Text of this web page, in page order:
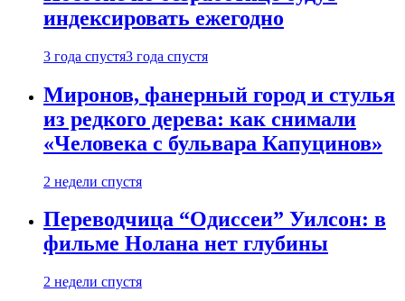
индексировать ежегодно
3 года спустя3 года спустя
Миронов, фанерный город и стулья
из редкого дерева: как снимали
«Человека с бульвара Капуцинов»
2 недели спустя
Переводчица “Одиссеи” Уилсон: в
фильме Нолана нет глубины
2 недели спустя